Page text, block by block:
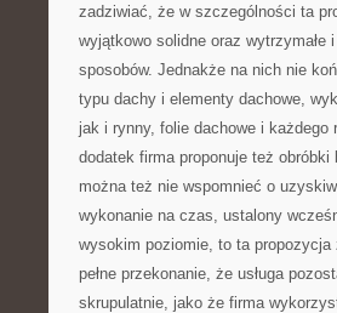
zadziwiać, że w szczególności ta
wyjątkowo solidne oraz
sposobów. Jednakże na nich nie
typu dachy i elementy dachowe,
jak i rynny, folie dachowe i każdego
dodatek firma proponuje też
można też nie wspomnieć o
wykonanie na czas, ustalony
wysokim poziomie, to ta propozycja
pełne przekonanie, że usługa
skrupulatnie, jako że firma